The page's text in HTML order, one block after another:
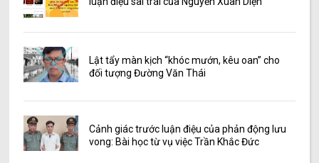
Lật tẩy màn kịch “khóc mướn, kêu oan” cho
đối tượng Đường Văn Thái
Cảnh giác trước luận điệu của phản động lưu
vong: Bài học từ vụ việc Trần Khắc Đức